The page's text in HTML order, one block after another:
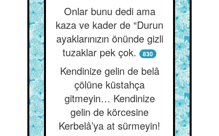
Onlar bunu dedi ama
kaza ve kader de “Durun
ayaklarınızın önünde gizli
tuzaklar pek çok.
830
Kendinize gelin de belâ
çölüne küstahça
gitmeyin… Kendinize
gelin de körcesine
Kerbelâ’ya at sürmeyin!